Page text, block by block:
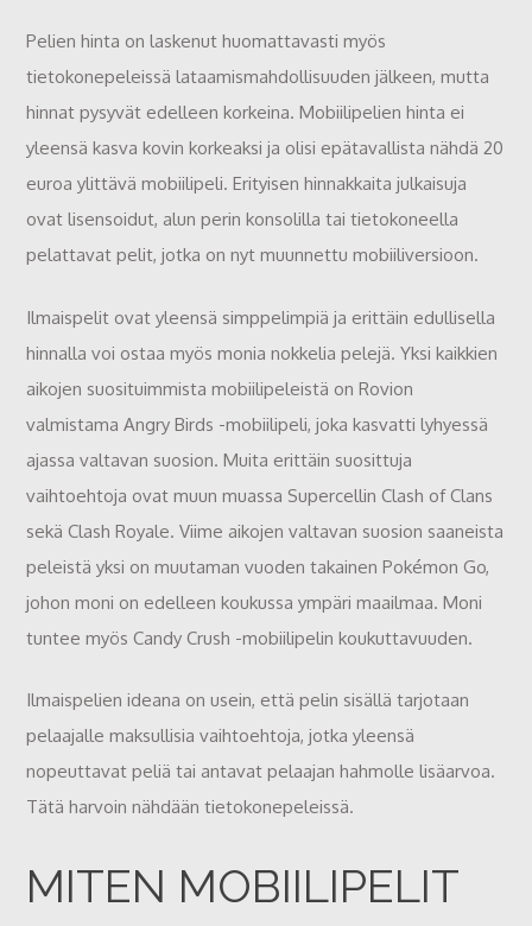
Pelien hinta on laskenut huomattavasti myös
tietokonepeleissä lataamismahdollisuuden jälkeen, mutta
hinnat pysyvät edelleen korkeina. Mobiilipelien hinta ei
yleensä kasva kovin korkeaksi ja olisi epätavallista nähdä 20
euroa ylittävä mobiilipeli. Erityisen hinnakkaita julkaisuja
ovat lisensoidut, alun perin konsolilla tai tietokoneella
pelattavat pelit, jotka on nyt muunnettu mobiiliversioon.
Ilmaispelit ovat yleensä simppelimpiä ja erittäin edullisella
hinnalla voi ostaa myös monia nokkelia pelejä. Yksi kaikkien
aikojen suosituimmista mobiilipeleistä on Rovion
valmistama Angry Birds -mobiilipeli, joka kasvatti lyhyessä
ajassa valtavan suosion. Muita erittäin suosittuja
vaihtoehtoja ovat muun muassa Supercellin Clash of Clans
sekä Clash Royale. Viime aikojen valtavan suosion saaneista
peleistä yksi on muutaman vuoden takainen Pokémon Go,
johon moni on edelleen koukussa ympäri maailmaa. Moni
tuntee myös Candy Crush -mobiilipelin koukuttavuuden.
Ilmaispelien ideana on usein, että pelin sisällä tarjotaan
pelaajalle maksullisia vaihtoehtoja, jotka yleensä
nopeuttavat peliä tai antavat pelaajan hahmolle lisäarvoa.
Tätä harvoin nähdään tietokonepeleissä.
MITEN MOBIILIPELIT